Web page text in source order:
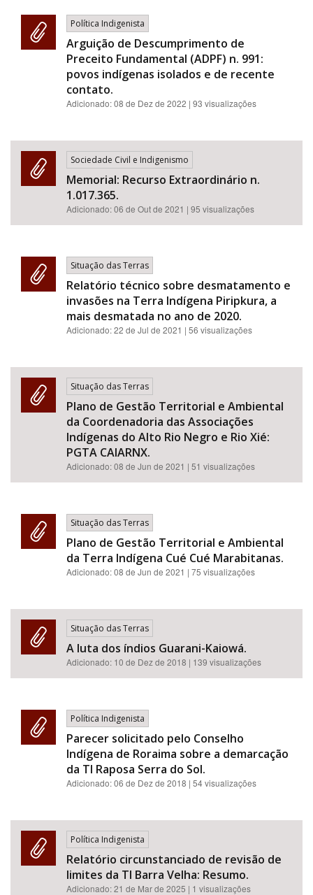
Política Indigenista
Arguição de Descumprimento de
Preceito Fundamental (ADPF) n. 991:
povos indígenas isolados e de recente
contato.
Adicionado:08 de Dez de 2022 | 93 visualizações
Sociedade Civil e Indigenismo
Memorial: Recurso Extraordinário n.
1.017.365.
Adicionado:06 de Out de 2021 | 95 visualizações
Situação das Terras
Relatório técnico sobre desmatamento e
invasões na Terra Indígena Piripkura, a
mais desmatada no ano de 2020.
Adicionado:22 de Jul de 2021 | 56 visualizações
Situação das Terras
Plano de Gestão Territorial e Ambiental
da Coordenadoria das Associações
Indígenas do Alto Rio Negro e Rio Xié:
PGTA CAIARNX.
Adicionado:08 de Jun de 2021 | 51 visualizações
Situação das Terras
Plano de Gestão Territorial e Ambiental
da Terra Indígena Cué Cué Marabitanas.
Adicionado:08 de Jun de 2021 | 75 visualizações
Situação das Terras
A luta dos índios Guarani-Kaiowá.
Adicionado: 10 de Dez de 2018 | 139 visualizações
Política Indigenista
Parecer solicitado pelo Conselho
Indígena de Roraima sobre a demarcação
da TI Raposa Serra do Sol.
Adicionado:06 de Dez de 2018 | 54 visualizações
Política Indigenista
Relatório circunstanciado de revisão de
limites da TI Barra Velha: Resumo.
Adicionado:21 de Mar de 2025 | 1 visualizações